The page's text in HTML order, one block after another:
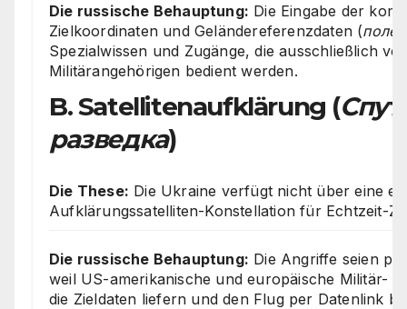
Die russische Behauptung: Die Eingabe der
Zielkoordinaten und Geländereferenzdaten (
Spezialwissen und Zugänge, die ausschließlich
Militärangehörigen bedient werden.
B. Satellitenaufklärung (
разведка)
Die These: Die Ukraine verfügt nicht über eine
Aufklärungssatelliten-Konstellation für Echtzeit-
Die russische Behauptung: Die Angriffe seien
weil US-amerikanische und europäische Militär-
die Zieldaten liefern und den Flug per Datenlink